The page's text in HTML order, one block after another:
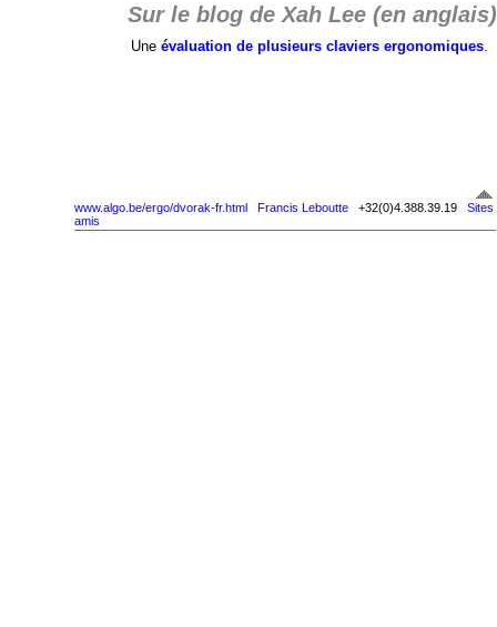
Sur le blog de Xah Lee (en anglais)
Une évaluation de plusieurs claviers ergonomiques
www.algo.be/ergo/dvorak-fr.html Francis Leboutte +32(0)4.388.39.19Sites
amis